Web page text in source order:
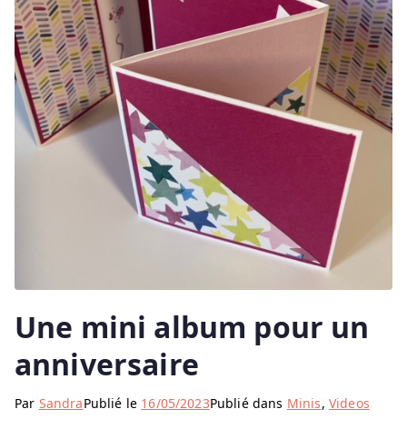
Une mini album pour un
anniversaire
Par SandraPublié le 16/05/2023Publié dans Minis, Videos